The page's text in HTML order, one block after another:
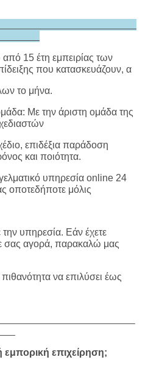
μας
15 έτη εμπειρίας των
που κατασκευάζουν, α
το μήνα.
Με την άριστη ομάδα της
επιδέξια παράδοση
και ποιότητα.
υπηρεσία online 24
οποτεδήποτε μόλις
υπηρεσία. Εάν έχετε
σας αγορά, παρακαλώ μας
να επιλύσει έως
εμπορική επιχείρηση;